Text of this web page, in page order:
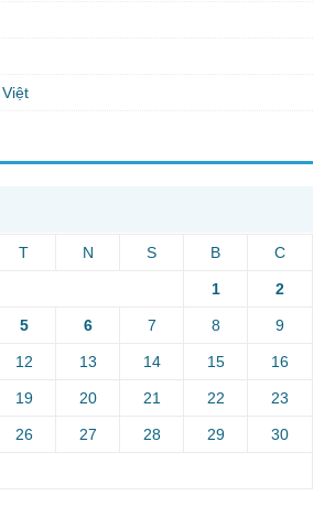
T N S B C
1 2
5 6 7 8 9
12 13 14 15 16
19 20 21 22 23
26 27 28 29 30